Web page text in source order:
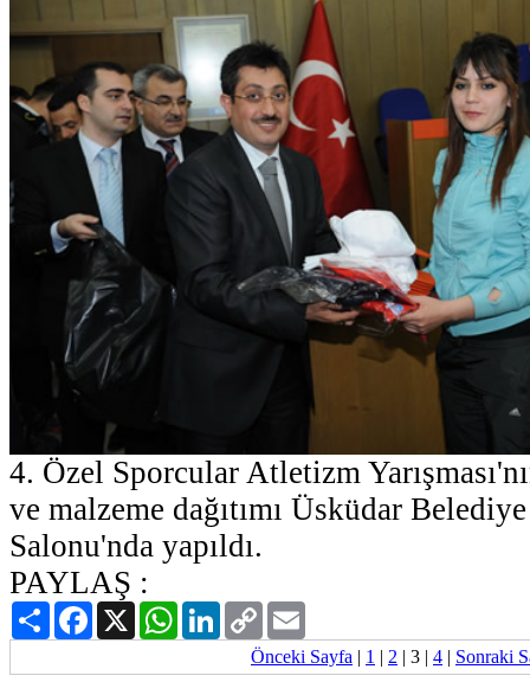
4. Özel Sporcular Atletizm
ve malzeme dağıtımı Üsküdar
Salonu'nda yapıldı.
PAYLAŞ :
PaylaşFacebook
X WhatsAppLinkedIn
Copy
Link
Önceki Sayfa | 1 | 2 | 3 | 4 | Sonraki